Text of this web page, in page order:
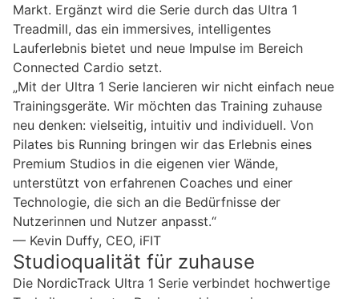
Markt. Ergänzt wird die Serie durch das Ultra 1
Treadmill, das ein immersives, intelligentes
Lauferlebnis bietet und neue Impulse im Bereich
Connected Cardio setzt.
„Mit der Ultra 1 Serie lancieren wir nicht einfach neue
Trainingsgeräte. Wir möchten das Training zuhause
neu denken: vielseitig, intuitiv und individuell. Von
Pilates bis Running bringen wir das Erlebnis eines
Premium Studios in die eigenen vier Wände,
unterstützt von erfahrenen Coaches und einer
Technologie, die sich an die Bedürfnisse der
Nutzerinnen und Nutzer anpasst.“
— Kevin Duffy, CEO, iFIT
Studioqualität für zuhause
Die NordicTrack Ultra 1 Serie verbindet hochwertige